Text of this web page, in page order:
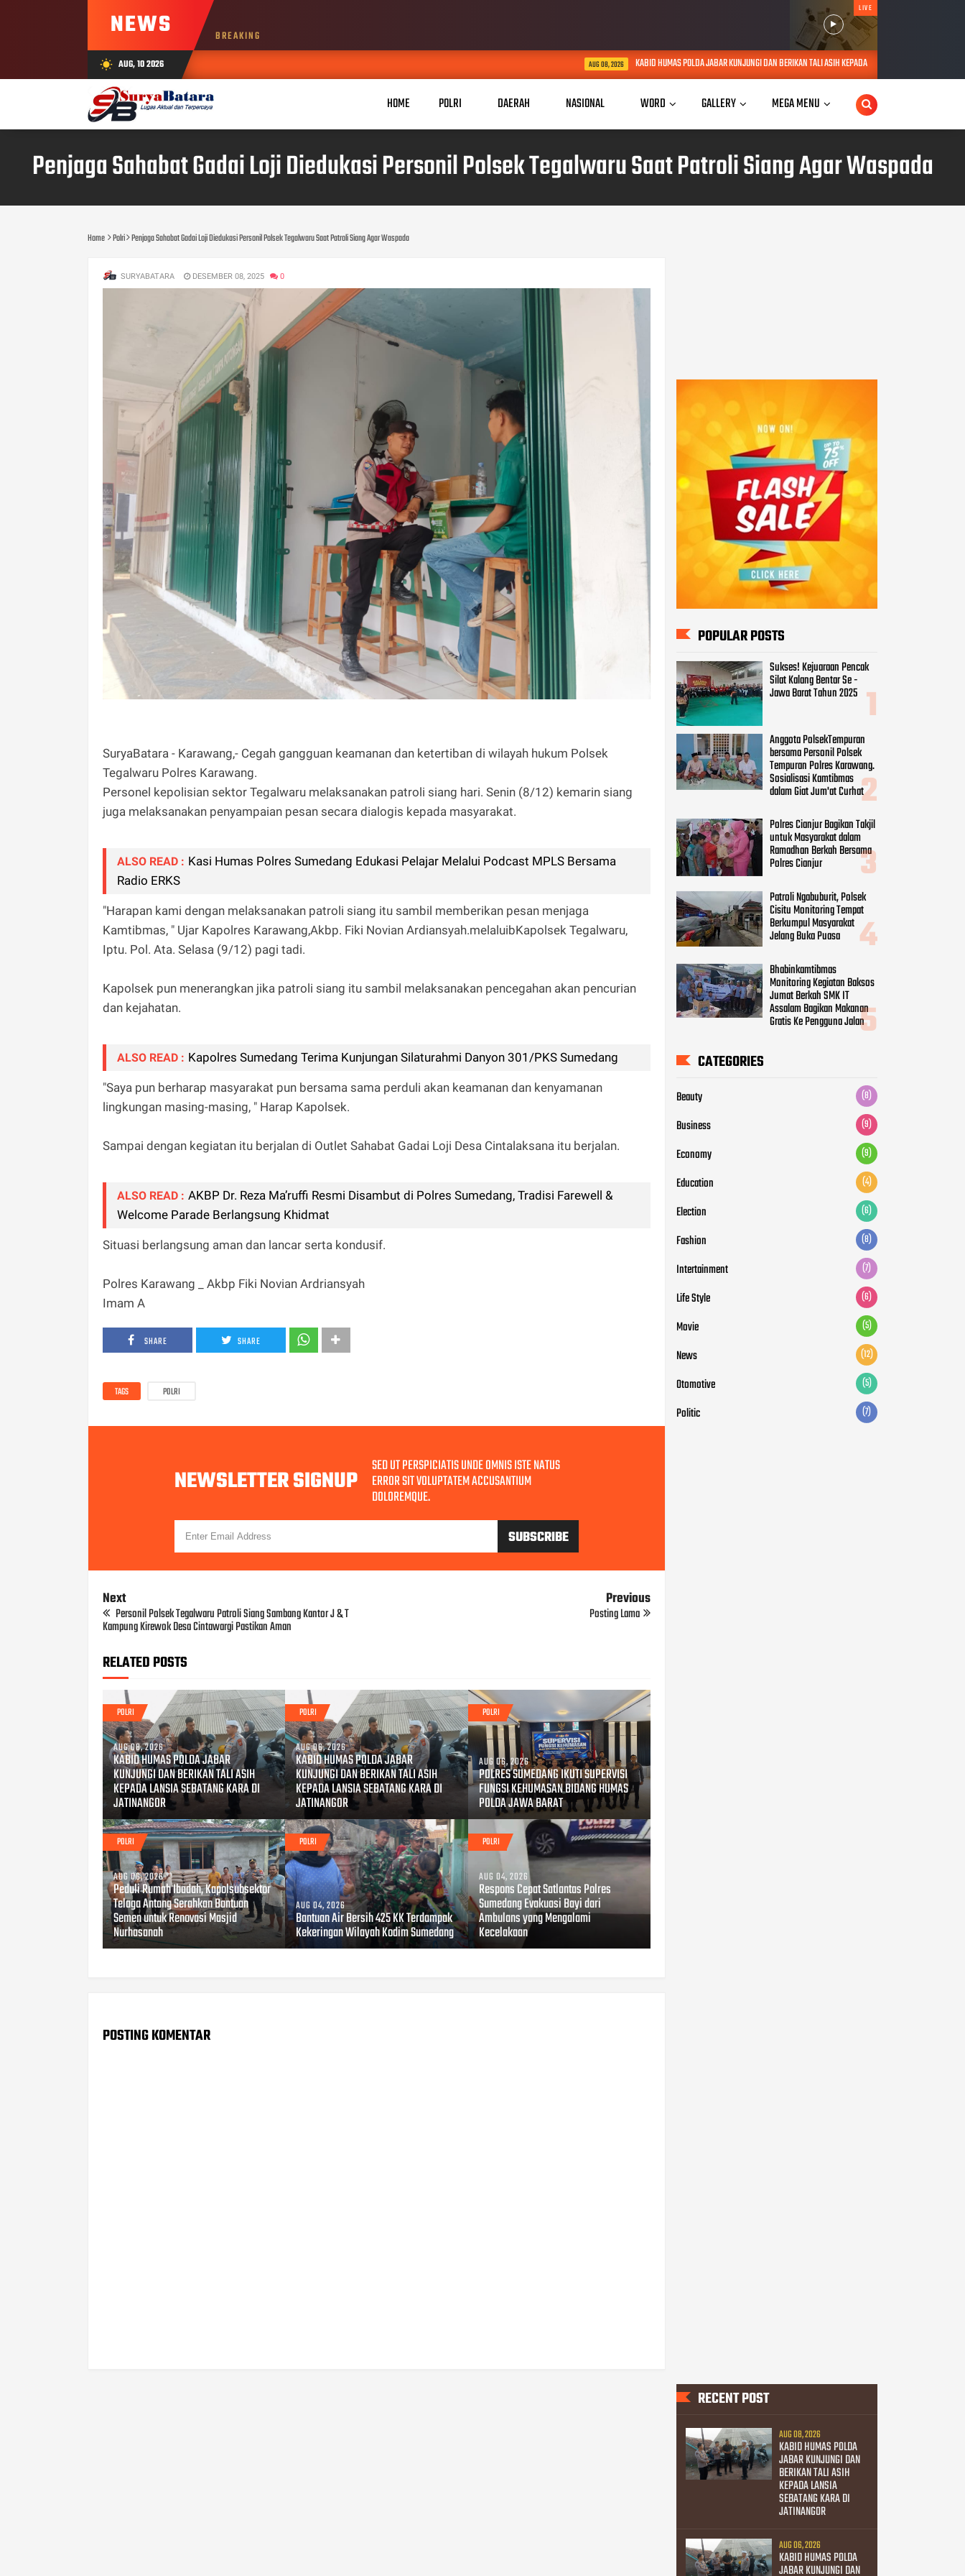
NEWS BREAKING
LIVE
wb_sunny AUG, 10 2026 KABID HUMAS POLDA JABAR KUNJUNGI DAN BERIKAN TALI ASIH KEPADA LANSIA SEBATANG KARA DI JATINANGOR
HOME POLRI DAERAH NASIONAL WORD GALLERY MEGA MENU
Penjaga Sahabat Gadai Loji Diedukasi Personil Polsek Tegalwaru Saat Patroli Siang Agar Waspada
Home Polri Penjaga Sahabat Gadai Loji Diedukasi Personil Polsek Tegalwaru Saat Patroli Siang Agar Waspada
SURYABATARA DESEMBER 08, 2025 0
SuryaBatara - Karawang,- Cegah gangguan keamanan dan ketertiban di wilayah hukum Polsek
Tegalwaru Polres Karawang.
Personel kepolisian sektor Tegalwaru melaksanakan patroli siang hari. Senin (8/12) kemarin siang
juga melaksanakan penyampaian pesan secara dialogis kepada masyarakat.
ALSO READ : Kasi Humas Polres Sumedang Edukasi Pelajar Melalui Podcast MPLS Bersama
Radio ERKS
"Harapan kami dengan melaksanakan patroli siang itu sambil memberikan pesan menjaga
Kamtibmas, " Ujar Kapolres Karawang,Akbp. Fiki Novian Ardiansyah.melaluibKapolsek Tegalwaru,
Iptu. Pol. Ata. Selasa (9/12) pagi tadi.
Kapolsek pun menerangkan jika patroli siang itu sambil melaksanakan pencegahan akan pencurian
dan kejahatan.
ALSO READ : Kapolres Sumedang Terima Kunjungan Silaturahmi Danyon 301/PKS Sumedang
"Saya pun berharap masyarakat pun bersama sama perduli akan keamanan dan kenyamanan
lingkungan masing-masing, " Harap Kapolsek.
Sampai dengan kegiatan itu berjalan di Outlet Sahabat Gadai Loji Desa Cintalaksana itu berjalan.
ALSO READ : AKBP Dr. Reza Ma’ruffi Resmi Disambut di Polres Sumedang, Tradisi Farewell &
Welcome Parade Berlangsung Khidmat
Situasi berlangsung aman dan lancar serta kondusif.
Polres Karawang _ Akbp Fiki Novian Ardriansyah
Imam A
SHARE SHARE
TAGS POLRI
NEWSLETTER SIGNUP SED UT PERSPICIATIS UNDE OMNIS ISTE NATUS
ERROR SIT VOLUPTATEM ACCUSANTIUM
DOLOREMQUE.
Next
Personil Polsek Tegalwaru Patroli Siang Sambang Kantor J & T
Kampung Kirewok Desa Cintawargi Pastikan Aman
Previous
Posting Lama
RELATED POSTS
POLRI
AUG 08, 2026
KABID HUMAS POLDA JABAR
KUNJUNGI DAN BERIKAN TALI ASIH
KEPADA LANSIA SEBATANG KARA DI
JATINANGOR
POLRI
AUG 06, 2026
KABID HUMAS POLDA JABAR
KUNJUNGI DAN BERIKAN TALI ASIH
KEPADA LANSIA SEBATANG KARA DI
JATINANGOR
POLRI
AUG 06, 2026
POLRES SUMEDANG IKUTI SUPERVISI
FUNGSI KEHUMASAN BIDANG HUMAS
POLDA JAWA BARAT
POLRI
AUG 06, 2026
Peduli Rumah Ibadah, Kapolsubsektor
Telaga Antang Serahkan Bantuan
Semen untuk Renovasi Masjid
Nurhasanah
POLRI
AUG 04, 2026
Bantuan Air Bersih 425 KK Terdampak
Kekeringan Wilayah Kodim Sumedang
POLRI
AUG 04, 2026
Respons Cepat Satlantas Polres
Sumedang Evakuasi Bayi dari
Ambulans yang Mengalami
Kecelakaan
POSTING KOMENTAR
POPULAR POSTS
Sukses! Kejuaraan Pencak
Silat Kalang Bentar Se -
Jawa Barat Tahun 2025
Anggota PolsekTempuran
bersama Personil Polsek
Tempuran Polres Karawang.
Sosialisasi Kamtibmas
dalam Giat Jum'at Curhat
Polres Cianjur Bagikan Takjil
untuk Masyarakat dalam
Ramadhan Berkah Bersama
Polres Cianjur
Patroli Ngabuburit, Polsek
Cisitu Monitoring Tempat
Berkumpul Masyarakat
Jelang Buka Puasa
Bhabinkamtibmas
Monitoring Kegiatan Baksos
Jumat Berkah SMK IT
Assalam Bagikan Makanan
Gratis Ke Pengguna Jalan
CATEGORIES
Beauty (8)
Business (9)
Economy (9)
Education (4)
Election (6)
Fashion (8)
Intertainment (7)
Life Style (6)
Movie (5)
News (12)
Otomotive (5)
Politic (7)
RECENT POST
AUG 08, 2026
KABID HUMAS POLDA
JABAR KUNJUNGI DAN
BERIKAN TALI ASIH
KEPADA LANSIA
SEBATANG KARA DI
JATINANGOR
AUG 06, 2026
KABID HUMAS POLDA
JABAR KUNJUNGI DAN